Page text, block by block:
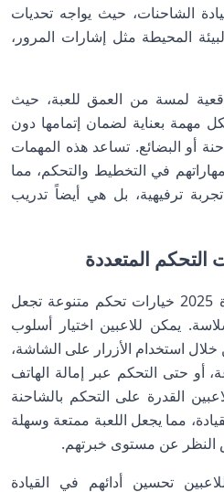
الشاحنات، حيث يواجه تحديات
المحيطة مثل إشارات المرور،
لمسة من العمق للعبة، حيث
مهمة بعناية لضمان إتمامها دون
أو البضائع. تساعد هذه المهمات
في التخطيط والتحكم، مما
ترفيهية، بل هي أيضاً تدريب
المتعددة
تقدم لعبة Truck Star مهكرة 2025 خيارات تحكم متنوعة تجعل
يمكن للاعبين اختيار أسلوب
استخدام الأزرار على الشاشة،
أو حتى التحكم عبر إمالة الهاتف
القدرة على التحكم بالشاحنة
مما يجعل اللعبة ممتعة وسهلة
النظر عن مستوى خبرتهم.
تحسين أدائهم في القيادة